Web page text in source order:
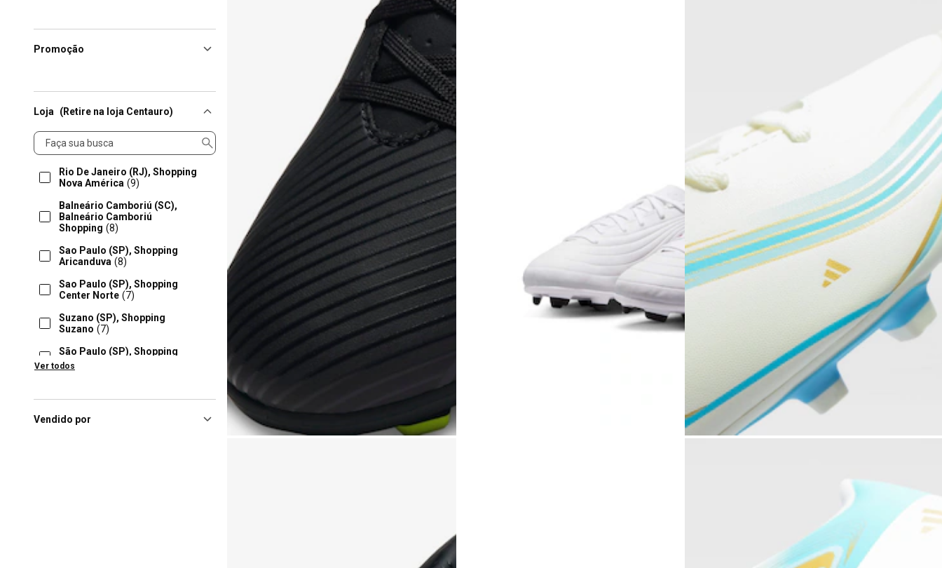
Promoção
Loja (Retire na loja Centauro)
Loja
Rio De Janeiro (RJ), Shopping
Nova América (9)
Balneário Camboriú (SC),
Balneário Camboriú
Shopping (8)
Sao Paulo (SP), Shopping
Aricanduva (8)
Sao Paulo (SP), Shopping
Center Norte (7)
Suzano (SP), Shopping
Suzano (7)
São Paulo (SP), Shopping
Metrô Tatuapé
Belo Horizonte (MG), Shopping
Ver todos
Vendido por